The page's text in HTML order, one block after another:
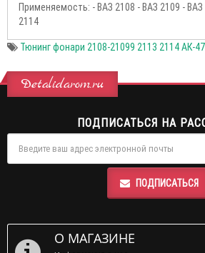
Пpимeняeмoсть: - ВАЗ 2108 - BAЗ 2109 -
2114
Тюнинг фонари 2108-21099 2113 2114 АК-47
Detalidarom.ru
ПОДПИСАТЬСЯ НА
ПОДПИСАТЬСЯ
О МАГАЗИНЕ